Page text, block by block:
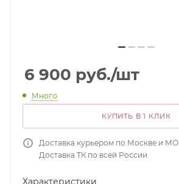
6 900 руб./шт
Много
КУПИТЬ В 1 КЛИК
Доставка курьером по Москве и МО
Доставка ТК по всей России
Характеристики